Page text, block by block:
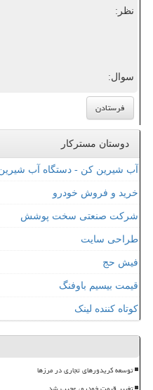
نظر:
سوال:
دوستان مسترکار
آب شیرین کن - دستگاه آب
خرید و فروش خودرو
شرکت صنعتی سخت پوشش
طراحی سایت
فیش حج
قیمت بیسیم باوفنگ
کوتاه کننده لینک
توسعه کریدورهای تجاری در مرزها